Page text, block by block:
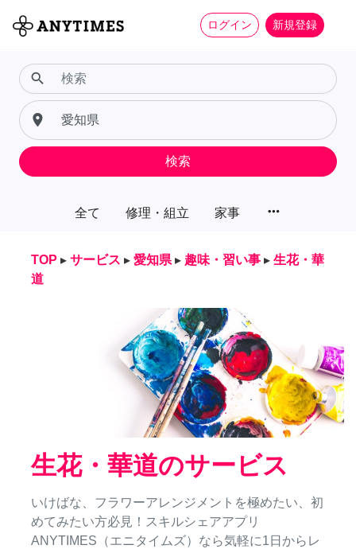
ログイン 新規登録
全て 修理・組立 家事 more_horiz
search
place
検索
TOP ▸ サービス ▸ 愛知県 ▸ 趣味・習い事 ▸ 生花・華
道
生花・華道のサービス
いけばな、フラワーアレンジメントを極めたい、初
めてみたい方必見！スキルシェアアプリ
ANYTIMES（エニタイムズ）なら気軽に1日からレ